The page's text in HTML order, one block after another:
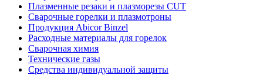
Плазменные резаки и плазморезы CUT
Сварочные горелки и плазмотроны
Продукция Abicor Binzel
Расходные материалы для горелок
Сварочная химия
Технические газы
Средства индивидуальной защиты